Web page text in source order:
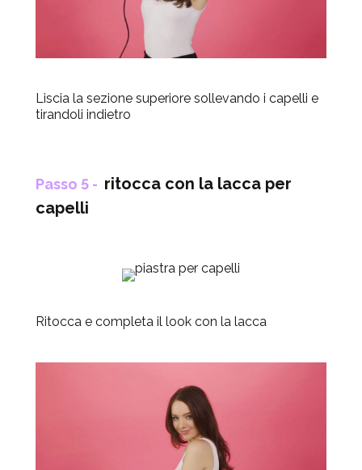
Liscia la sezione superiore sollevando i capelli e
tirandoli indietro
Passo 5 - ritocca con la lacca per
capelli
Ritocca e completa il look con la lacca